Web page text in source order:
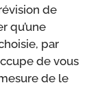
de
qu’une
par
de vous
de le